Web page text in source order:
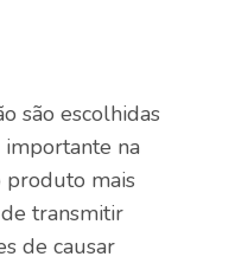
são escolhidas
na
produto mais
transmitir
de causar